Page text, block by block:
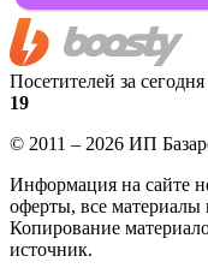
Посетителей за сегодня
19
© 2011 – 2026 ИП
Информация на сайте
оферты, все
Копирование
источник.